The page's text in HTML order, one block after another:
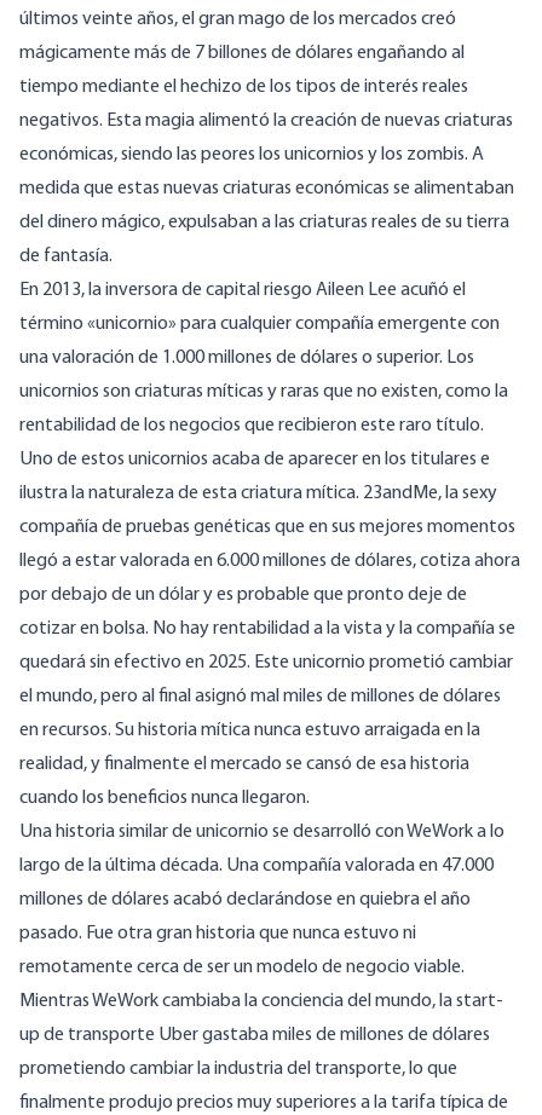
últimos veinte años, el gran mago de los mercados creó
mágicamente más de 7 billones de dólares engañando al
tiempo mediante el hechizo de los tipos de interés reales
negativos. Esta magia alimentó la creación de nuevas criaturas
económicas, siendo las peores los unicornios y los zombis. A
medida que estas nuevas criaturas económicas se alimentaban
del dinero mágico, expulsaban a las criaturas reales de su tierra
de fantasía.
En 2013, la inversora de capital riesgo Aileen Lee acuñó el
término «unicornio» para cualquier compañía emergente con
una valoración de 1.000 millones de dólares o superior. Los
unicornios son criaturas míticas y raras que no existen, como la
rentabilidad de los negocios que recibieron este raro título.
Uno de estos unicornios acaba de aparecer en los titulares e
ilustra la naturaleza de esta criatura mítica. 23andMe, la sexy
compañía de pruebas genéticas que en sus mejores momentos
llegó a estar valorada en 6.000 millones de dólares, cotiza ahora
por debajo de un dólar y es probable que pronto deje de
cotizar en bolsa. No hay rentabilidad a la vista y la compañía se
quedará sin efectivo en 2025. Este unicornio prometió cambiar
el mundo, pero al final asignó mal miles de millones de dólares
en recursos. Su historia mítica nunca estuvo arraigada en la
realidad, y finalmente el mercado se cansó de esa historia
cuando los beneficios nunca llegaron.
Una historia similar de unicornio se desarrolló con WeWork a lo
largo de la última década. Una compañía valorada en 47.000
millones de dólares acabó declarándose en quiebra el año
pasado. Fue otra gran historia que nunca estuvo ni
remotamente cerca de ser un modelo de negocio viable.
Mientras WeWork cambiaba la conciencia del mundo, la start-
up de transporte Uber gastaba miles de millones de dólares
prometiendo cambiar la industria del transporte, lo que
finalmente produjo precios muy superiores a la tarifa típica de